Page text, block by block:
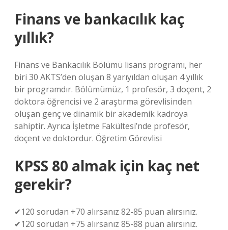
Finans ve bankacılık kaç
yıllık?
Finans ve Bankacılık Bölümü lisans programı, her
biri 30 AKTS’den oluşan 8 yarıyıldan oluşan 4 yıllık
bir programdır. Bölümümüz, 1 profesör, 3 doçent, 2
doktora öğrencisi ve 2 araştırma görevlisinden
oluşan genç ve dinamik bir akademik kadroya
sahiptir. Ayrıca İşletme Fakültesi’nde profesör,
doçent ve doktordur. Öğretim Görevlisi
KPSS 80 almak için kaç net
gerekir?
✔120 sorudan +70 alırsanız 82-85 puan alırsınız.
✔120 sorudan +75 alırsanız 85-88 puan alırsınız.